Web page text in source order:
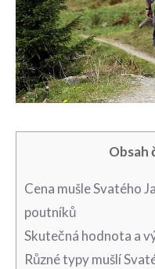
Obsah
Cena mušle Svatého
poutníků
Skutečná hodnota a
Různé typy mušlí